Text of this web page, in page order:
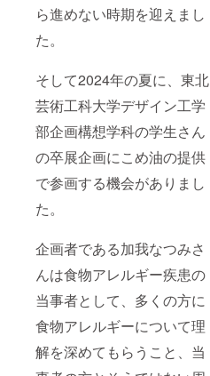
ら進めない時期を迎えまし
た。
そして2024年の夏に、東北
芸術工科大学デザイン工学
部企画構想学科の学生さん
の卒展企画にこめ油の提供
で参画する機会がありまし
た。
企画者である加我なつみさ
んは食物アレルギー疾患の
当事者として、多くの方に
食物アレルギーについて理
解を深めてもらうこと、当